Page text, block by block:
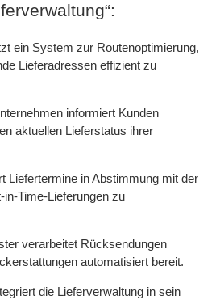
ein System zur Routenoptimierung,
Lieferadressen effizient zu
informiert Kunden
aktuellen Lieferstatus ihrer
Liefertermine in Abstimmung mit der
Time-Lieferungen zu
verarbeitet Rücksendungen
automatisiert bereit.
die Lieferverwaltung in sein